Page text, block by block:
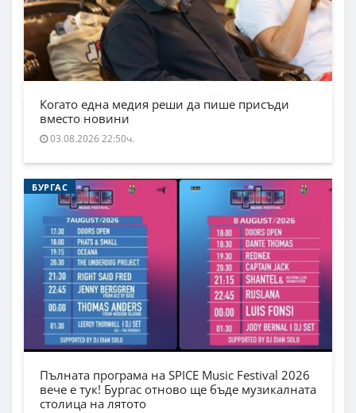
Когато една медия реши да пише присъди
вместо новини
03.08.2026 22:50ч.
БУРГАС
Пълната програма на SPICE Music Festival 2026
вече е тук! Бургас отново ще бъде музикалната
столица на лятото